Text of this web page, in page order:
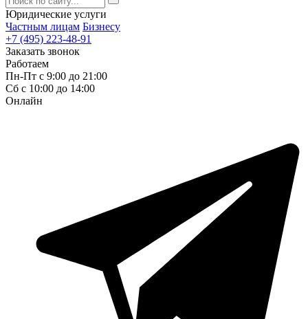
Юридические услуги
Частным лицам Бизнесу
+7 (495) 223-48-91
Заказать звонок
Работаем
Пн-Пт с 9:00 до 21:00
Сб с 10:00 до 14:00
Онлайн